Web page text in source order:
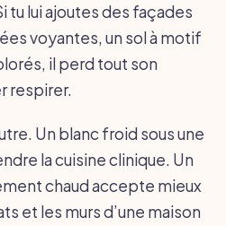
tu lui ajoutes des façades
voyantes, un sol à motif
il perd tout son
respirer.
Un blanc froid sous une
la cuisine clinique. Un
chaud accepte mieux
et les murs d’une maison